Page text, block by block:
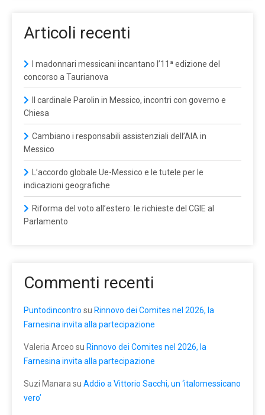
Articoli recenti
I madonnari messicani incantano l’11ª edizione del
concorso a Taurianova
Il cardinale Parolin in Messico, incontri con governo e
Chiesa
Cambiano i responsabili assistenziali dell’AIA in
Messico
L’accordo globale Ue-Messico e le tutele per le
indicazioni geografiche
Riforma del voto all’estero: le richieste del CGIE al
Parlamento
Commenti recenti
Puntodincontro su Rinnovo dei Comites nel 2026, la
Farnesina invita alla partecipazione
Valeria Arceo su Rinnovo dei Comites nel 2026, la
Farnesina invita alla partecipazione
Suzi Manarasu Addio a Vittorio Sacchi, un ‘italomessicano
vero’